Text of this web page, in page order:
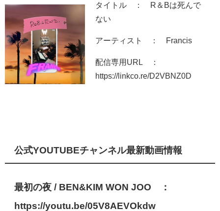
タイトル ： R＆Bは死んで
ない
アーティスト ： Francis
配信専用URL ：
https://linkco.re/D2VBNZ0D
公式YOUTUBEチャンネル最新動画情報
最初の夜 / BEN&KIM WON JOO ：
https://youtu.be/05V8AEVOkdw